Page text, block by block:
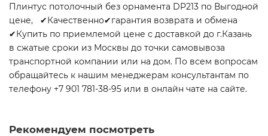
Плинтус потолочный без орнамента DP213 по Выгодной
цене, ✔Качественно✔гарантия возврата и обмена
✔Купить по приемлемой цене с доставкой до г.Казань
в сжатые сроки из Москвы до точки самовывоза
транспортной компании или на дом. По всем вопросам
обращайтесь к нашим менеджерам консультантам по
телефону +7 901 781-38-95 или в онлайн чате на сайте.
Рекомендуем посмотреть